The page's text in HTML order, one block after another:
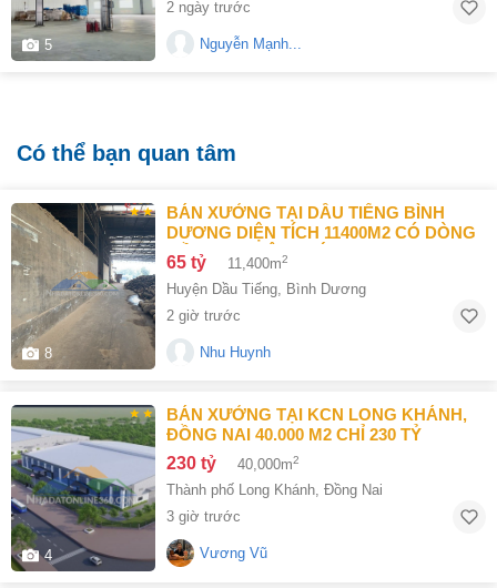
5
2 ngày trước
Nguyễn Mạnh...
Có thể bạn quan tâm
8
BÁN XƯỞNG TẠI DẦU TIẾNG BÌNH
DƯƠNG DIỆN TÍCH 11400M2 CÓ DÒNG
TIỀN 370 TRIỆU/THÁNG
65 tỷ 11,400m2
Huyện Dầu Tiếng, Bình Dương
2 giờ trước
Nhu Huynh
4
BÁN XƯỞNG TẠI KCN LONG KHÁNH,
ĐỒNG NAI 40.000 M2 CHỈ 230 TỶ
230 tỷ 40,000m2
Thành phố Long Khánh Đồng Nai
3 giờ trước
Vương Vũ